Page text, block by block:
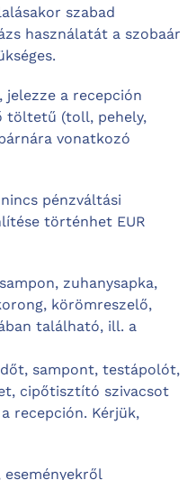
szabad
használatát a szobaár
jelezze a recepción
töltetű (toll, pehely,
vonatkozó
pénzváltási
történhet EUR
zuhanysapka,
körömreszelő,
található, ill. a
sampont, testápolót,
cipőtisztító szivacsot
recepción. Kérjük,